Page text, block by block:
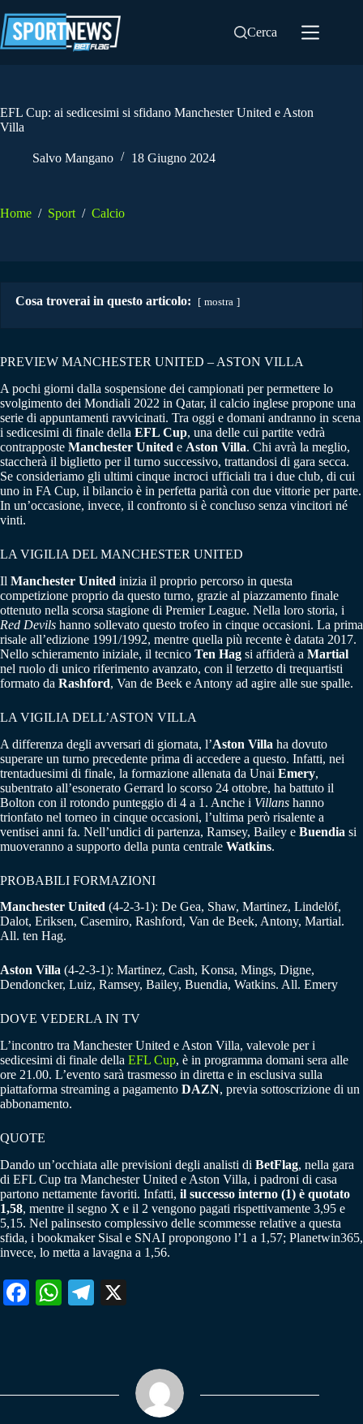
al
contenuto
Cerca
EFL Cup: ai sedicesimi si sfidano Manchester United e Aston
Villa
Salvo Mangano 18 Giugno 2024
Home / Sport / Calcio
Cosa troverai in questo articolo: mostra
PREVIEW MANCHESTER UNITED – ASTON VILLA
A pochi giorni dalla sospensione dei campionati per permettere lo
svolgimento dei Mondiali 2022 in Qatar, il calcio inglese propone una
serie di appuntamenti ravvicinati. Tra oggi e domani andranno in scena
i sedicesimi di finale della EFL Cup, una delle cui partite vedrà
contrapposte Manchester United e Aston Villa. Chi avrà la meglio,
staccherà il biglietto per il turno successivo, trattandosi di gara secca.
Se consideriamo gli ultimi cinque incroci ufficiali tra i due club, di cui
uno in FA Cup, il bilancio è in perfetta parità con due vittorie per parte.
In un’occasione, invece, il confronto si è concluso senza vincitori né
vinti.
LA VIGILIA DEL MANCHESTER UNITED
Il Manchester United inizia il proprio percorso in questa
competizione proprio da questo turno, grazie al piazzamento finale
ottenuto nella scorsa stagione di Premier League. Nella loro storia, i
Red Devils hanno sollevato questo trofeo in cinque occasioni. La prima
risale all’edizione 1991/1992, mentre quella più recente è datata 2017.
Nello schieramento iniziale, il tecnico Ten Hag si affiderà a Martial
nel ruolo di unico riferimento avanzato, con il terzetto di trequartisti
formato da Rashford, Van de Beek e Antony ad agire alle sue spalle.
LA VIGILIA DELL’ASTON VILLA
A differenza degli avversari di giornata, l’Aston Villa ha dovuto
superare un turno precedente prima di accedere a questo. Infatti, nei
trentaduesimi di finale, la formazione allenata da Unai Emery,
subentrato all’esonerato Gerrard lo scorso 24 ottobre, ha battuto il
Bolton con il rotondo punteggio di 4 a 1. Anche i Villans hanno
trionfato nel torneo in cinque occasioni, l’ultima però risalente a
ventisei anni fa. Nell’undici di partenza, Ramsey, Bailey e Buendia si
muoveranno a supporto della punta centrale Watkins.
PROBABILI FORMAZIONI
Manchester United (4-2-3-1): De Gea, Shaw, Martinez, Lindelöf,
Dalot, Eriksen, Casemiro, Rashford, Van de Beek, Antony, Martial.
All. ten Hag.
Aston Villa (4-2-3-1): Martinez, Cash, Konsa, Mings, Digne,
Dendoncker, Luiz, Ramsey, Bailey, Buendia, Watkins. All. Emery
DOVE VEDERLA IN TV
L’incontro tra Manchester United e Aston Villa, valevole per i
sedicesimi di finale della EFL Cup, è in programma domani sera alle
ore 21.00. L’evento sarà trasmesso in diretta e in esclusiva sulla
piattaforma streaming a pagamento DAZN, previa sottoscrizione di un
abbonamento.
QUOTE
Dando un’occhiata alle previsioni degli analisti di BetFlag, nella gara
di EFL Cup tra Manchester United e Aston Villa, i padroni di casa
partono nettamente favoriti. Infatti, il successo interno (1) è quotato
1,58, mentre il segno X e il 2 vengono pagati rispettivamente 3,95 e
5,15. Nel palinsesto complessivo delle scommesse relative a questa
sfida, i bookmaker Sisal e SNAI propongono l’1 a 1,57; Planetwin365,
invece, lo metta a lavagna a 1,56.
Fa W
pp
Te
m